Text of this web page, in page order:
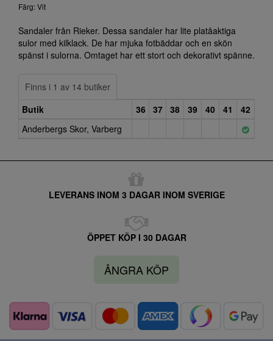
Färg: Vit
Sandaler från Rieker. Dessa sandaler har lite platåaktiga
sulor med kilklack. De har mjuka fotbäddar och en skön
spänst i sulorna. Omtaget har ett stort och dekorativt spänne.
Finns i 1 av 14 butiker
Butik
36 37 38 39 40 41
42
Anderbergs Skor, Varberg
LEVERANS INOM 3 DAGAR INOM SVERIGE
ÖPPET KÖP I 30 DAGAR
ÅNGRA KÖP